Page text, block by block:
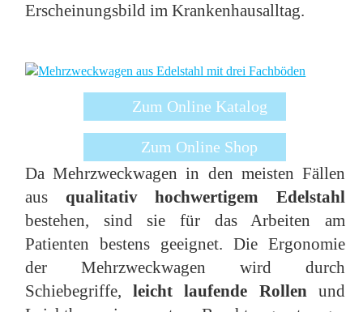
Erscheinungsbild im Krankenhausalltag.
Zum Online Katalog
Zum Online Shop
Da Mehrzweckwagen in den meisten Fällen
aus qualitativ hochwertigem Edelstahl
bestehen, sind sie für das Arbeiten am
Patienten bestens geeignet. Die Ergonomie
der Mehrzweckwagen wird durch
Schiebegriffe,leicht laufende Rollen und